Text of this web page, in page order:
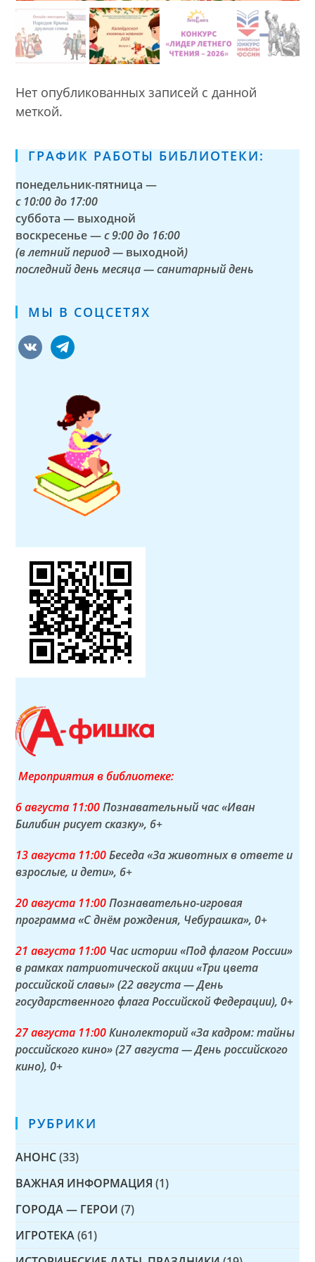
Нет опубликованных записей с данной
меткой.
ГРАФИК РАБОТЫ БИБЛИОТЕКИ:
понедельник-пятница —
с 10:00 до 17:00
суббота — выходной
воскресенье —с 9:00 до 16:00
(в летний период — выходной)
последний день месяца — санитарный день
МЫ В СОЦСЕТЯХ
vkontaktetelegram
Мероприятия в библиотеке:
6 августа 11:00Познавательный час «Иван
Билибин рисует сказку», 6+
13 августа 11:00Беседа «За животных в ответе и
взрослые, и дети», 6+
20 августа 11:00Познавательно-игровая
программа «С днём рождения, Чебурашка», 0+
21 августа 11:00 Час истории «Под флагом России»
в рамках патриотической акции «Три цвета
российской славы» (22 августа — День
государственного флага Российской Федерации), 0+
27 августа 11:00Кинолекторий «За кадром: тайны
российского кино» (27 августа — День российского
кино), 0+
РУБРИКИ
АНОНС (33)
ВАЖНАЯ ИНФОРМАЦИЯ (1)
ГОРОДА — ГЕРОИ (7)
ИГРОТЕКА (61)